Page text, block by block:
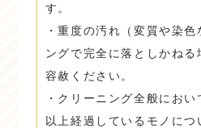
す。
・重度の汚れ（変質や染
ングで完全に落としかね
容赦ください。
・クリーニング全般にお
以上経過しているモノにつ